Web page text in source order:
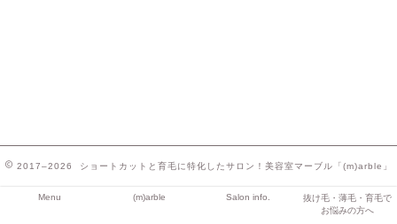
2017–2026 ショートカットと育毛に特化したサロン！美容室マーブル「(m)arble」
Menu (m)arble Salon info.
抜け毛・薄毛・育毛で
お悩みの方へ